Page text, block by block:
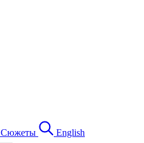
Сюжеты English